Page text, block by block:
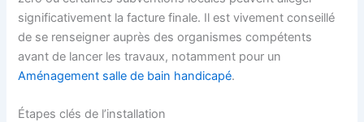
significativement la facture finale. Il est vivement conseillé
de se renseigner auprès des organismes compétents
avant de lancer les travaux, notamment pour un
Aménagement salle de bain handicapé.
Étapes clés de l’installation